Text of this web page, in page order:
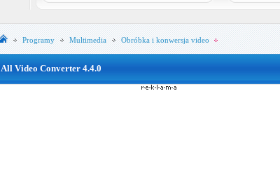
Programy Multimedia Obróbka i konwersja video
All Video Converter 4.4.0